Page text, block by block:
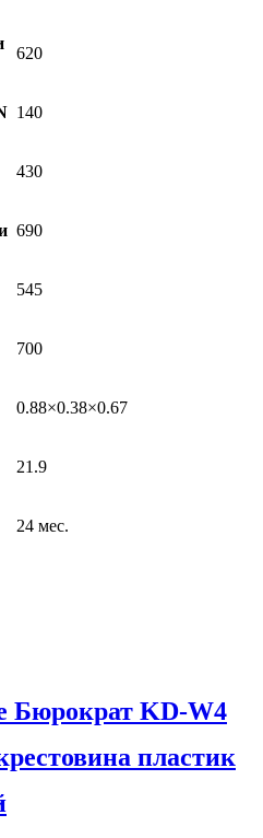
620
140
430
690
545
700
0.88×0.38×0.67
21.9
24 мес.
Бюрократ KD-W4
пластик